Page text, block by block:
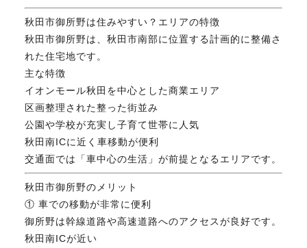
FAX. 018-853-5781
開催日：平日9:30－17:30／
土曜10:00－15:00（要予約）
定休日：第2第4土曜日および日曜祝祭日
無料相談、お問い合わせはこちら
秋田市御所野は住みやすい？エリアの特徴
秋田市御所野は、秋田市南部に位置する計画的に整備さ
れた住宅地です。
主な特徴
イオンモール秋田を中心とした商業エリア
区画整理された整った街並み
公園や学校が充実し子育て世帯に人気
秋田南ICに近く車移動が便利
交通面では「車中心の生活」が前提となるエリアです。
秋田市御所野のメリット
① 車での移動が非常に便利
御所野は幹線道路や高速道路へのアクセスが良好です。
秋田南ICが近い